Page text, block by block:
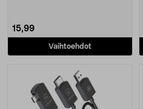
15,99
Vaihtoehdot